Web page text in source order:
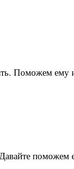
Поможем ему